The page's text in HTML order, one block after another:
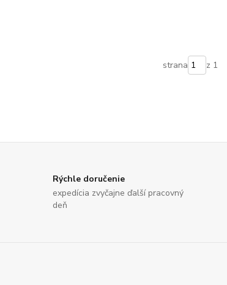
strana z 1
Rýchle doručenie
expedícia zvyčajne ďalší pracovný
deň